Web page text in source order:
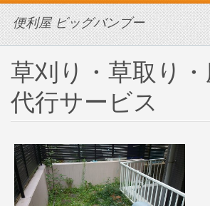
便利屋 ビッグバンブー
草刈り・草取り・
代行サービス